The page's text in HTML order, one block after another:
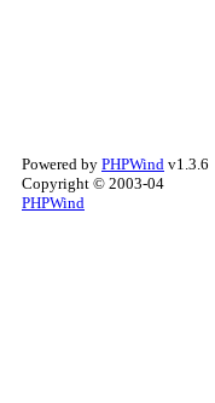
Powered by PHPWind v1.3.6
Copyright © 2003-04
PHPWind